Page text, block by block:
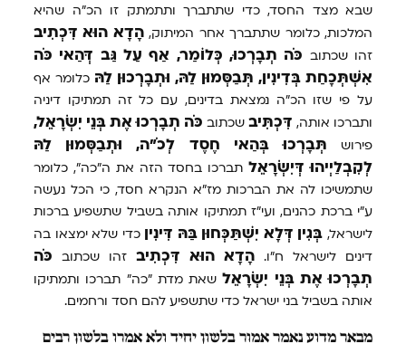
שבא מצד החסד, כדי שתתברך ותתמתק זו הכ"ה שהיא
המלכות, כלומר שתתברך אחר המיתוק,הָדָא הוּא דִּכְתִיב
זהו שכתוב כֹּה תְבָרְכוּ, כְּלוֹמַר, אַף עַל גַּב דְּהַאי כֹּה
אִשְׁתְּכָחַת בְּדִינִין, תְּבַסְּמוּן לַהּ, וּתְבָרְכוּן לַהּ כלומר אף
על פי שזו הכ"ה נמצאת בדינים, עם כל זה תמתיקו דיניה
ותברכו אותה, דִּכְתִּיב שכתוב כֹּה תְבָרְכוּ אֶתבְּנֵי יִשְׂרָאֵל,
פירוש תְּבָרְכוּ בְּהַאי חֶסֶד לְכֹ"ה, וּתְבַסְּמוּן
לַהּ
לְקִבְלַיְיהוּ דְּיִשְׂרָאֵלתברכו בחסד הזה את ה"כה", כלומר
שתמשיכו לה את הברכות מז"א הנקרא חסד, כי הכל נעשה
ע"י ברכת כהנים, ועי"ז תמתיקו אותה בשביל שתשפיע ברכות
לישראל, בְּגִין דְּלָא יִשְׁתַּכְּחוּן בַּהּ דִּינִין כדי שלא ימצאו בה
דינים לישראל ח"ו. הָדָא הוּא דִּכְתִיב זהו שכתוב כֹּה
תְבָרְכוּ אֶת בְּנֵי יִשְׂרָאֵלשאת מדת "כה" תברכו ותמתיקו
אותה בשביל בני ישראל כדי שתשפיע להם חסד ורחמים.
מבאר מדוע נאמר אמור בלשון יחיד ולא אמרו בלשון רבים